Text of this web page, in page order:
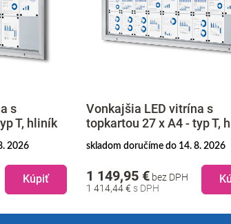
s
T, hliník
2026
Kúpiť
Vonkajšia LED vitrína s
topkartou 9 x A4 - typ T,
skladom doručíme do 14. 8. 2026
860,94 €
699,95 € bez DPH